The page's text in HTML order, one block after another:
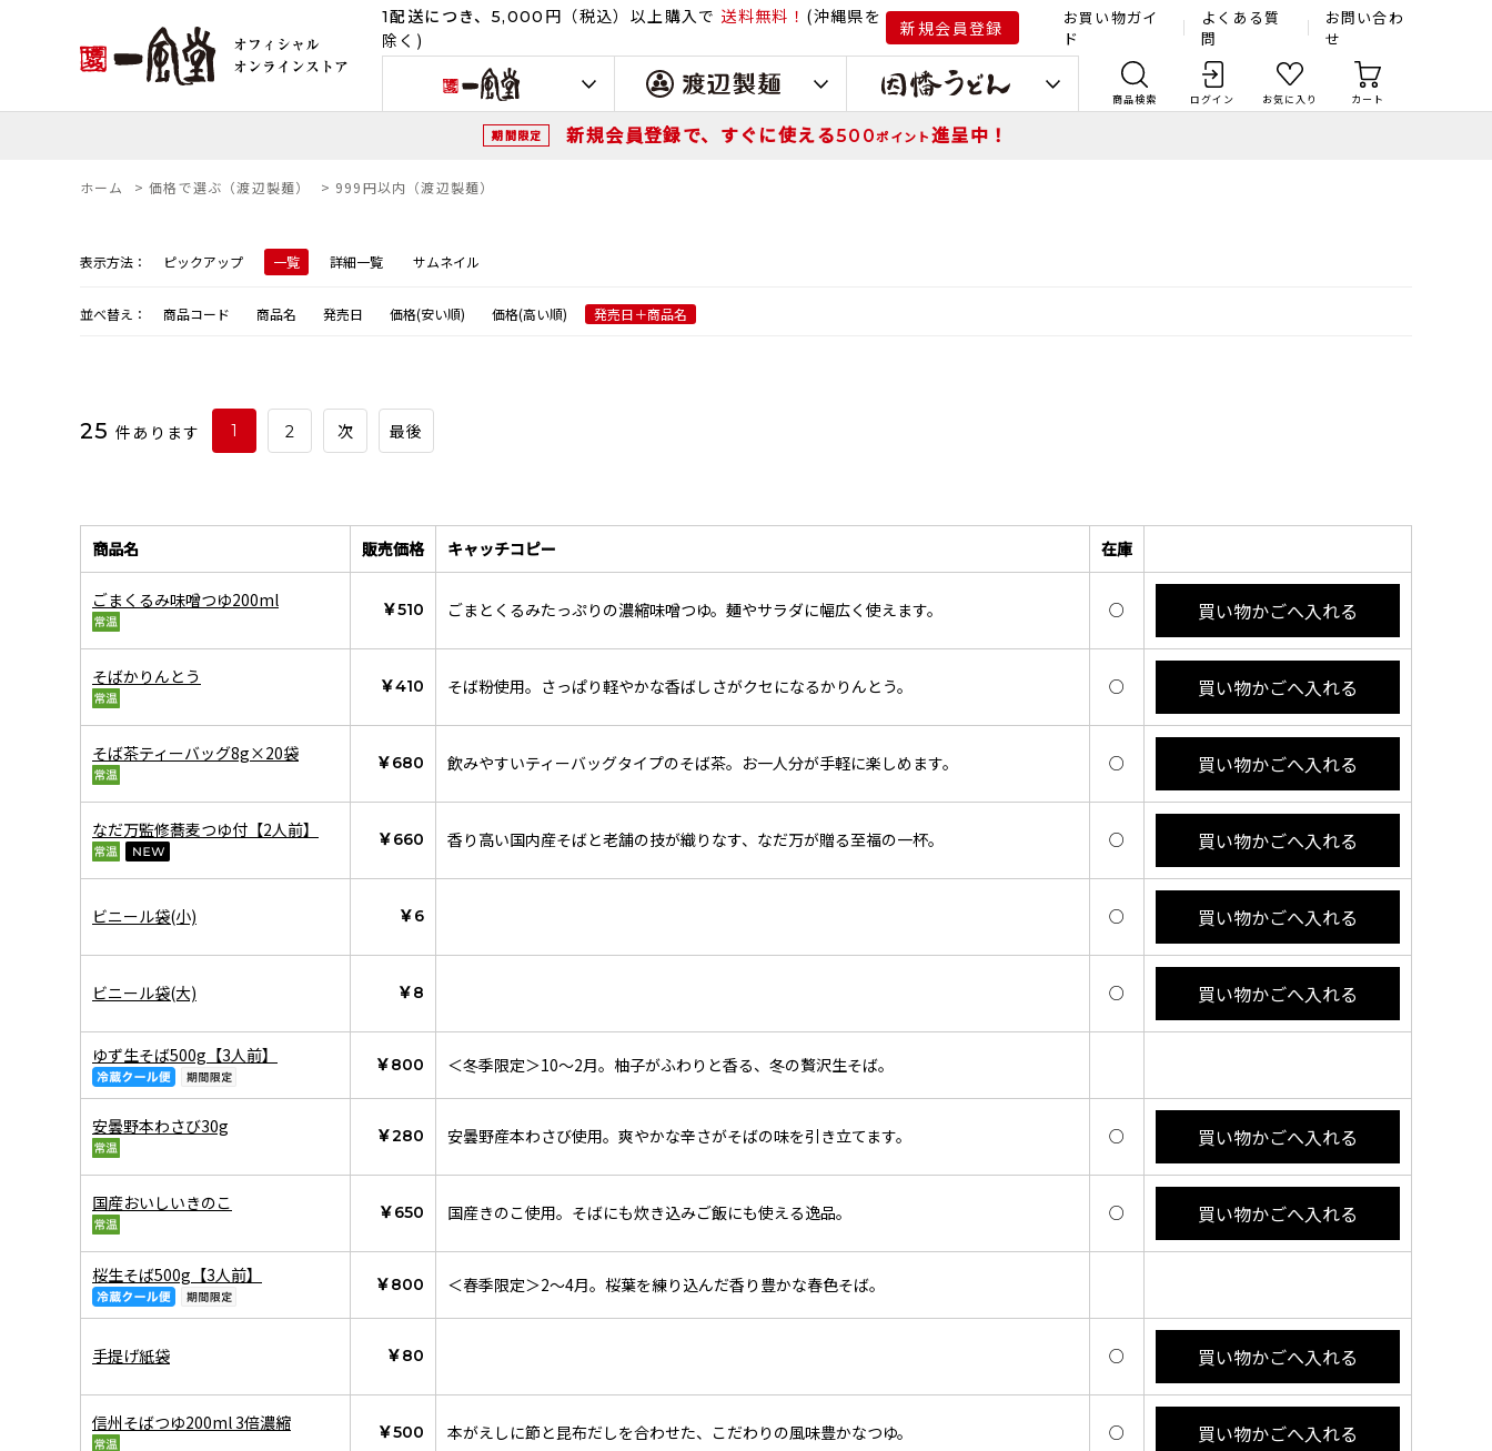
1配送につき、5,000 円（税込） 以上購入で 送料無料！ (沖縄県を
除く)
新規会員登録
お買い物ガイ
ド
よくある質
問
お問い合わ
せ
商品検索 ログイン お気に入り カート
期間限定 新規会員登録で、すぐに使える500ポイント進呈中！
ホーム >価格で選ぶ（渡辺製麺） > 999円以内（渡辺製麺）
表示方法： ピックアップ 一覧 詳細一覧 サムネイル
並べ替え： 商品コード 商品名 発売日 価格(安い順) 価格(高い順) 発売日＋商品名
25 件あります 1 2 次 最後
商品名 販売価格 キャッチコピー 在庫
ごまくるみ味噌つゆ200ml ￥510 ごまとくるみたっぷりの濃縮味噌つゆ。麺やサラダに幅広く使えます。 ○ 買い物かごへ入れる
そばかりんとう ￥410 そば粉使用。さっぱり軽やかな香ばしさがクセになるかりんとう。 ○ 買い物かごへ入れる
そば茶ティーバッグ8g×20袋 ￥680 飲みやすいティーバッグタイプのそば茶。お一人分が手軽に楽しめます。 ○ 買い物かごへ入れる
なだ万監修蕎麦つゆ付【2人前】 ￥660 香り高い国内産そばと老舗の技が織りなす、なだ万が贈る至福の一杯。 ○ 買い物かごへ入れる
ビニール袋(小) ￥6 ○ 買い物かごへ入れる
ビニール袋(大) ￥8 ○ 買い物かごへ入れる
ゆず生そば500g【3人前】 ￥800 ＜冬季限定＞10～2月。柚子がふわりと香る、冬の贅沢生そば。
安曇野本わさび30g ￥280 安曇野産本わさび使用。爽やかな辛さがそばの味を引き立てます。 ○ 買い物かごへ入れる
国産おいしいきのこ ￥650 国産きのこ使用。そばにも炊き込みご飯にも使える逸品。 ○ 買い物かごへ入れる
桜生そば500g【3人前】 ￥800 ＜春季限定＞2～4月。桜葉を練り込んだ香り豊かな春色そば。
手提げ紙袋 ￥80 ○ 買い物かごへ入れる
信州そばつゆ200ml 3倍濃縮 ￥500 本がえしに節と昆布だしを合わせた、こだわりの風味豊かなつゆ。 ○ 買い物かごへ入れる